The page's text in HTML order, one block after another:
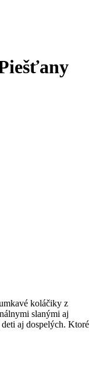
koláčiky z
slanými aj
aj dospelých. Ktoré